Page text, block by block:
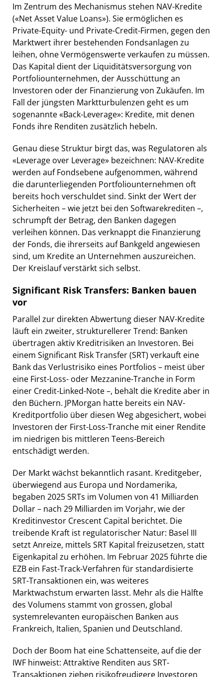
Im Zentrum des Mechanismus stehen NAV-Kredite
(«Net Asset Value Loans»). Sie ermöglichen es
Private-Equity- und Private-Credit-Firmen, gegen den
Marktwert ihrer bestehenden Fondsanlagen zu
leihen, ohne Vermögenswerte verkaufen zu müssen.
Das Kapital dient der Liquiditätsversorgung von
Portfoliounternehmen, der Ausschüttung an
Investoren oder der Finanzierung von Zukäufen. Im
Fall der jüngsten Marktturbulenzen geht es um
sogenannte «Back-Leverage»: Kredite, mit denen
Fonds ihre Renditen zusätzlich hebeln.
Genau diese Struktur birgt das, was Regulatoren als
«Leverage over Leverage» bezeichnen: NAV-Kredite
werden auf Fondsebene aufgenommen, während
die darunterliegenden Portfoliounternehmen oft
bereits hoch verschuldet sind. Sinkt der Wert der
Sicherheiten – wie jetzt bei den Softwarekrediten –,
schrumpft der Betrag, den Banken dagegen
verleihen können. Das verknappt die Finanzierung
der Fonds, die ihrerseits auf Bankgeld angewiesen
sind, um Kredite an Unternehmen auszureichen.
Der Kreislauf verstärkt sich selbst.
Significant Risk Transfers: Banken bauen
vor
Parallel zur direkten Abwertung dieser NAV-Kredite
läuft ein zweiter, strukturellerer Trend: Banken
übertragen aktiv Kreditrisiken an Investoren. Bei
einem Significant Risk Transfer (SRT) verkauft eine
Bank das Verlustrisiko eines Portfolios – meist über
eine First-Loss- oder Mezzanine-Tranche in Form
einer Credit-Linked-Note –, behält die Kredite aber in
den Büchern. JPMorgan hatte bereits ein NAV-
Kreditportfolio über diesen Weg abgesichert, wobei
Investoren der First-Loss-Tranche mit einer Rendite
im niedrigen bis mittleren Teens-Bereich
entschädigt werden.
Der Markt wächst bekanntlich rasant. Kreditgeber,
überwiegend aus Europa und Nordamerika,
begaben 2025 SRTs im Volumen von 41 Milliarden
Dollar – nach 29 Milliarden im Vorjahr, wie der
Kreditinvestor Crescent Capital berichtet. Die
treibende Kraft ist regulatorischer Natur: Basel III
setzt Anreize, mittels SRT Kapital freizusetzen, statt
Eigenkapital zu erhöhen. Im Februar 2025 führte die
EZB ein Fast-Track-Verfahren für standardisierte
SRT-Transaktionen ein, was weiteres
Marktwachstum erwarten lässt. Mehr als die Hälfte
des Volumens stammt von grossen, global
systemrelevanten europäischen Banken aus
Frankreich, Italien, Spanien und Deutschland.
Doch der Boom hat eine Schattenseite, auf die der
IWF hinweist: Attraktive Renditen aus SRT-
Transaktionen ziehen risikofreudigere Investoren